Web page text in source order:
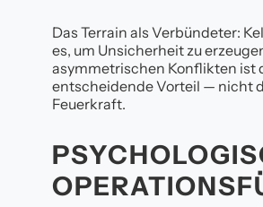
Das Terrain als Verbündeter:
es, um Unsicherheit zu
asymmetrischen Konflikten ist
entscheidende Vorteil — nicht
Feuerkraft.